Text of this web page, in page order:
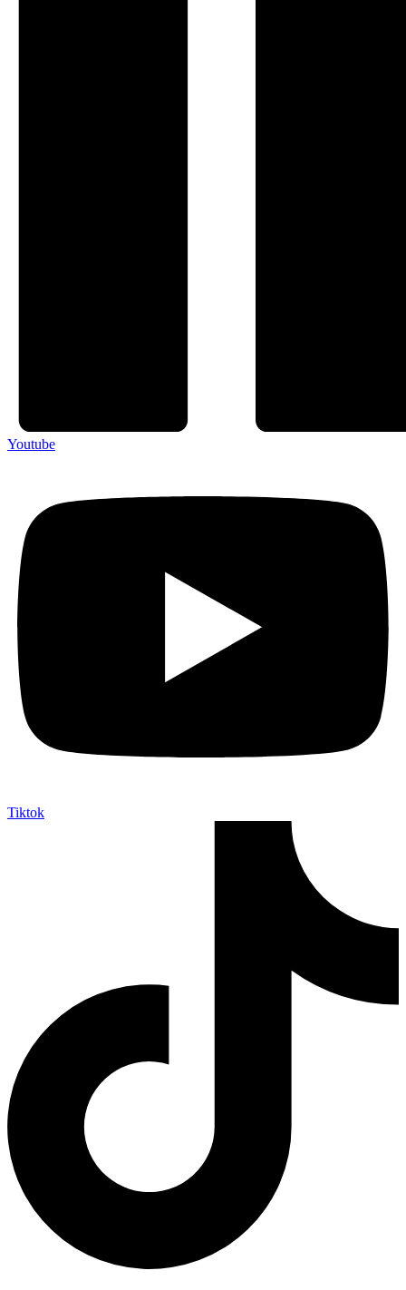
Youtube
Tiktok